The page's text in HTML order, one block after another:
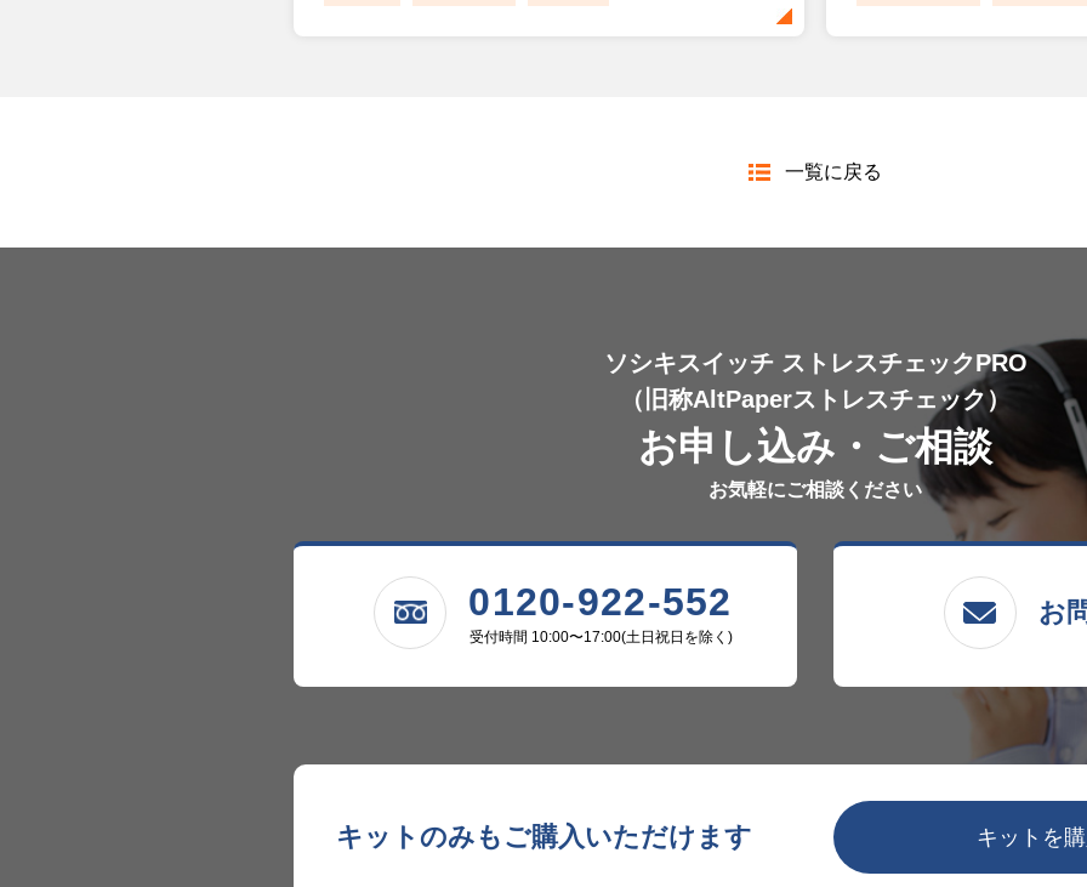
一覧に戻る
ソシキスイッチ ストレスチェックPRO
（旧称AltPaperストレスチェック）
お申し込み・ご相談
お気軽にご相談ください
0120-922-552
受付時間 10:00〜17:00(土日祝日を除く)
お
キットのみも ご購入いただけます キットを